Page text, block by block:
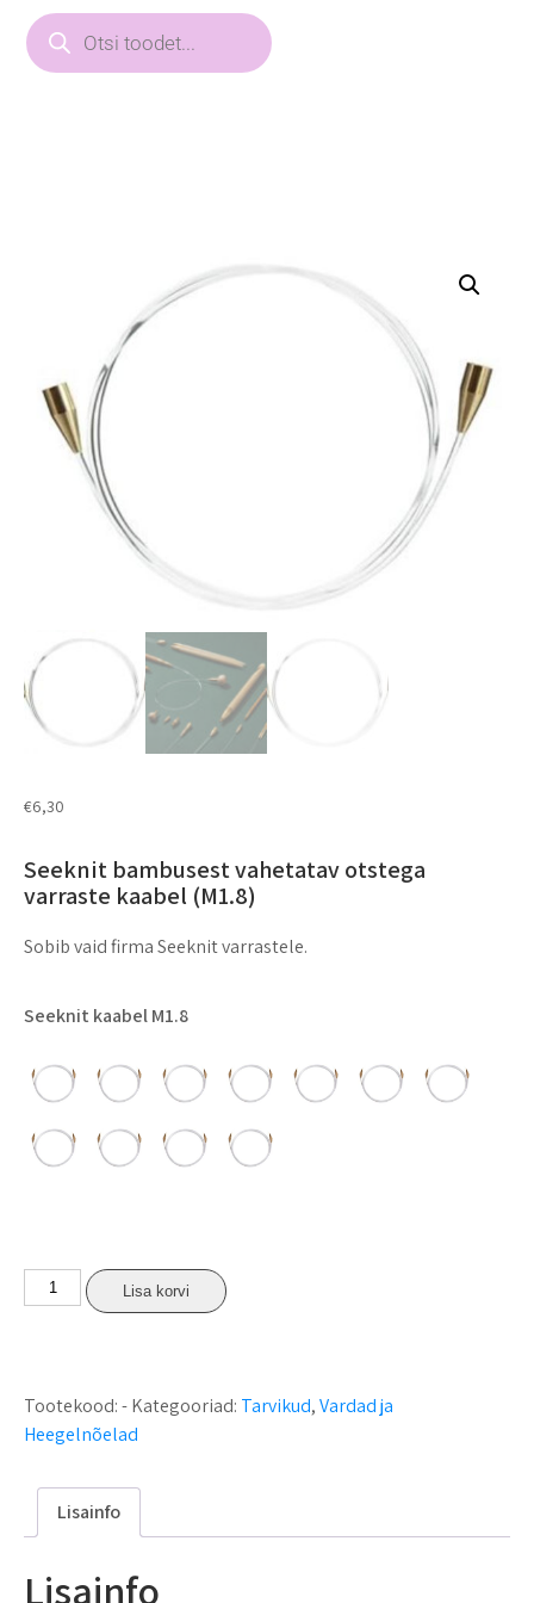
€6,30
Seeknit bambusest vahetatav otstega
varraste kaabel (M1.8)
Sobib vaid firma Seeknit varrastele.
Seeknit kaabel M1.8
Lisa korvi
Tootekood:-Kategooriad: Tarvikud,Vardad ja
Heegelnõelad
Lisainfo
Lisainfo